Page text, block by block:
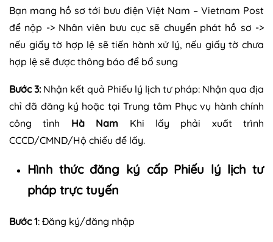
Bạn mang hồ sơ tới bưu điện Việt Nam – Vietnam Post
để nộp -> Nhân viên bưu cục sẽ chuyển phát hồ sơ ->
nếu giấy tờ hợp lệ sẽ tiến hành xử lý, nếu giấy tờ chưa
hợp lệ sẽ được thông báo để bổ sung
Bước 3:Nhận kết quả Phiếu lý lịch tư pháp: Nhận qua địa
chỉ đã đăng ký hoặc tại Trung tâm Phục vụ hành chính
công tỉnh Hà Nam Khi lấy phải xuất trình
CCCD/CMND/Hộ chiếu để lấy.
Hình thức đăng ký cấp Phiếu lý lịch tư
pháp trực tuyến
Bước 1: Đăng ký/đăng nhập